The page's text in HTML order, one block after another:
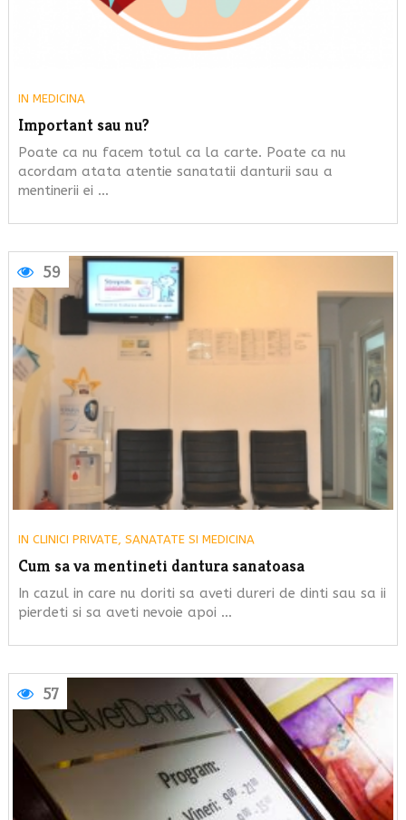
IN MEDICINA
Important sau nu?
Poate ca nu facem totul ca la carte. Poate ca nu
acordam atata atentie sanatatii danturii sau a
mentinerii ei …
59
IN CLINICI PRIVATE, SANATATE SI MEDICINA
Cum sa va mentineti dantura sanatoasa
In cazul in care nu doriti sa aveti dureri de dinti sau sa ii
pierdeti si sa aveti nevoie apoi …
57